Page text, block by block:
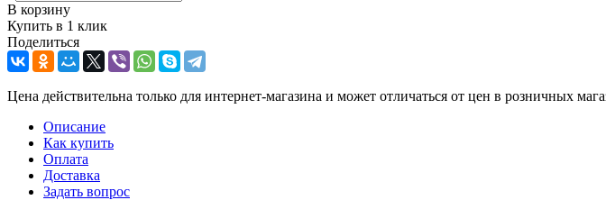
В корзину
Купить в 1 клик
Поделиться
Цена действительна только для интернет-магазина и может отличаться от цен в розничных
Описание
Как купить
Оплата
Доставка
Задать вопрос